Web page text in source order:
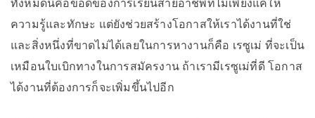
ทั้งหมดนี้คือข้อดีของการเรียนสายอาชีพที่ไม่เพียงแค่ให้
ความรู้และทักษะ แต่ยังช่วยสร้างโอกาสให้เราได้งานที่ใช่
และสิ่งหนึ่งที่ขาดไม่ได้เลยในการหางานก็คือ เรซูเม่ ที่จะเป็น
เหมือนใบเบิกทางในการสมัครงาน ถ้าเรามีเรซูเม่ที่ดี โอกาส
ได้งานที่ต้องการก็จะเพิ่มขึ้นไปอีก